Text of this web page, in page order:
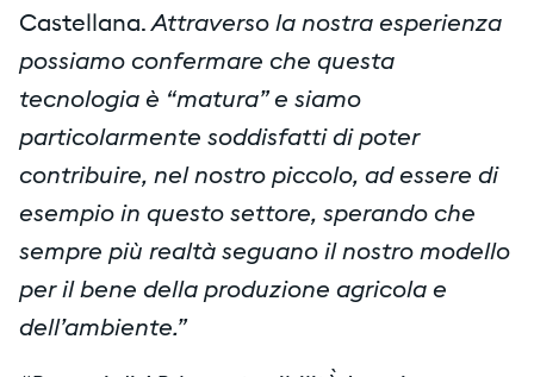
Castellana. Attraverso la nostra esperienza
possiamo confermare che questa
tecnologia è “matura” e siamo
particolarmente soddisfatti di poter
contribuire, nel nostro piccolo, ad essere di
esempio in questo settore, sperando che
sempre più realtà seguano il nostro modello
per il bene della produzione agricola e
dell’ambiente.”